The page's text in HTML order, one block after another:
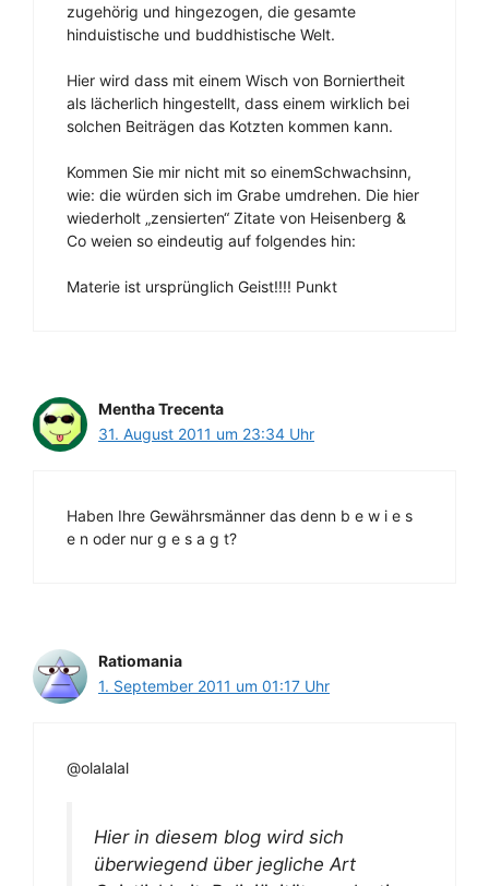
zugehörig und hingezogen, die gesamte
hinduistische und buddhistische Welt.
Hier wird dass mit einem Wisch von Borniertheit
als lächerlich hingestellt, dass einem wirklich bei
solchen Beiträgen das Kotzten kommen kann.
Kommen Sie mir nicht mit so einemSchwachsinn,
wie: die würden sich im Grabe umdrehen. Die hier
wiederholt „zensierten“ Zitate von Heisenberg &
Co weien so eindeutig auf folgendes hin:
Materie ist ursprünglich Geist!!!! Punkt
Mentha Trecenta
31. August 2011 um 23:34 Uhr
Haben Ihre Gewährsmänner das denn b e w i e s
e n oder nur g e s a g t?
Ratiomania
1. September 2011 um 01:17 Uhr
@olalalal
Hier in diesem blog wird sich
überwiegend über jegliche Art